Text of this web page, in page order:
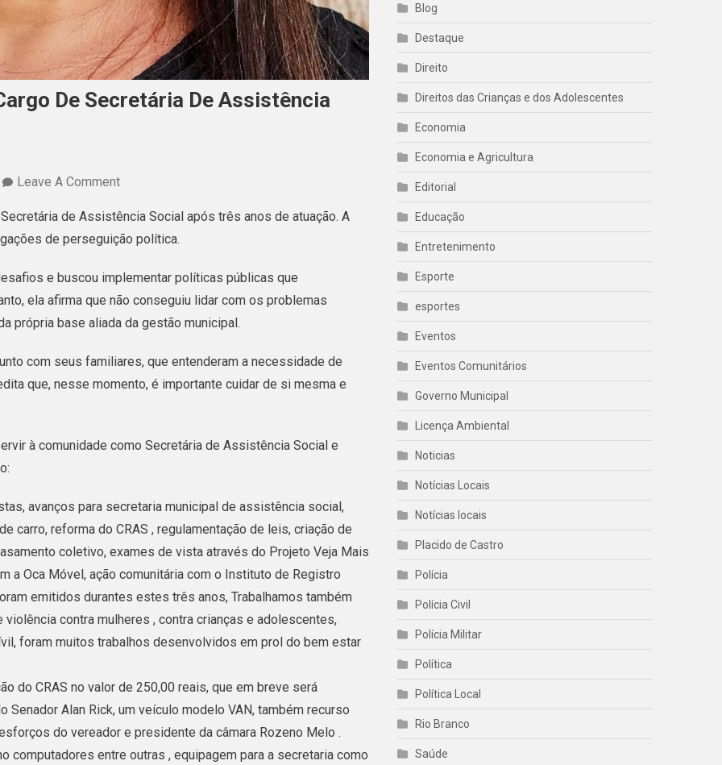
De Secretária De Assistência
Leave A CommentOn
Teixeira
Renuncia
Ao
Cargo
De
De
Assistência
de Assistência Social após três anos de atuação. A
de perseguição política.
e buscou implementar políticas públicas que
ela afirma que não conseguiu lidar com os problemas
própria base aliada da gestão municipal.
com seus familiares, que entenderam a necessidade de
que, nesse momento, é importante cuidar de si mesma e
à comunidade como Secretária de Assistência Social e
avanços para secretaria municipal de assistência social,
carro, reforma do CRAS , regulamentação de leis, criação de
coletivo, exames de vista através do Projeto Veja Mais
a Oca Móvel, ação comunitária com o Instituto de Registro
emitidos durantes estes três anos, Trabalhamos também
contra mulheres , contra crianças e adolescentes,
foram muitos trabalhos desenvolvidos em prol do bem estar
do CRAS no valor de 250,00 reais, que em breve será
Alan Rick, um veículo modelo VAN, também recurso
do vereador e presidente da câmara Rozeno Melo .
computadores entre outras , equipagem para a secretaria como
Blog
Destaque
Direito
Direitos das Crianças e dos Adolescentes
Economia
Economia e Agricultura
Editorial
Educação
Entretenimento
Esporte
esportes
Eventos
Eventos Comunitários
Governo Municipal
Licença Ambiental
Noticias
Notícias Locais
Notícias locais
Placido de Castro
Polícia
Polícia Civil
Polícia Militar
Política
Política Local
Rio Branco
Saúde